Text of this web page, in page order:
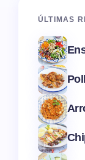
ÚLTIMAS